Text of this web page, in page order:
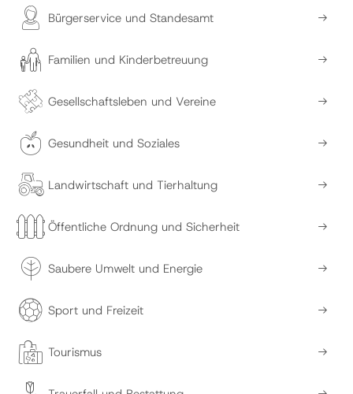
Bürgerservice und Standesamt
Familien und Kinderbetreuung
Gesellschaftsleben und Vereine
Gesundheit und Soziales
Landwirtschaft und Tierhaltung
Öffentliche Ordnung und Sicherheit
Saubere Umwelt und Energie
Sport und Freizeit
Tourismus